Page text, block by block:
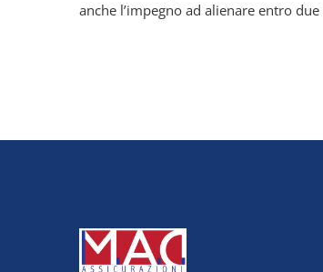
anche l’impegno ad alienare entro